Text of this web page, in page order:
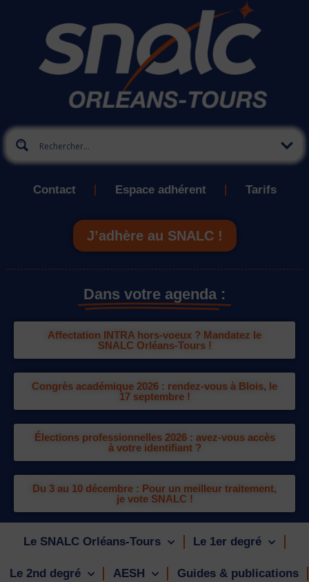
Contact Espace adhérent Tarifs
J’adhère au SNALC !
Dans votre agenda :
Affectation INTRA hors-voeux ? Mandatez le
SNALC Orléans-Tours !
Congrès académique 2026 : rendez-vous à Blois, le
17 septembre !
Élections professionnelles 2026 : avez-vous accès
à votre identifiant ?
Du 3 au 10 décembre : Pour un meilleur traitement,
je vote SNALC !
Le SNALC Orléans-Tours Le 1er degré
Le 2nd degré AESH Guides & publications